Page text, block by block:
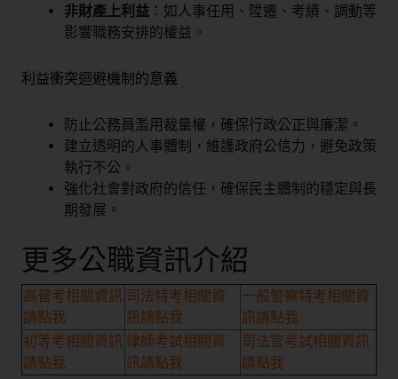
非財產上利益 ：如人事任用、陞遷、考績、調動等
影響職務安排的權益。
利益衝突迴避機制的意義
防止公務員濫用裁量權，確保行政公正與廉潔。
建立透明的人事體制，維護政府公信力，避免政策
執行不公。
強化社會對政府的信任，確保民主體制的穩定與長
期發展。
更多公職資訊介紹
高普考相關資訊
請點我
司法特考相關資
訊請點我
一般警察特考相關資
訊請點我
初等考相關資訊
請點我
律師考試相關資
訊請點我
司法官考試相關資訊
請點我